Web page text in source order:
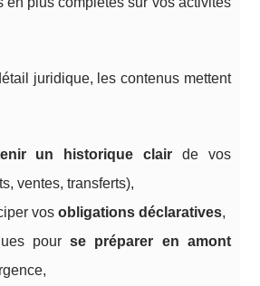
juridique, les contenus mettent
un historique clair de vos
ventes, transferts),
vos obligations déclaratives,
pourse préparer en amont